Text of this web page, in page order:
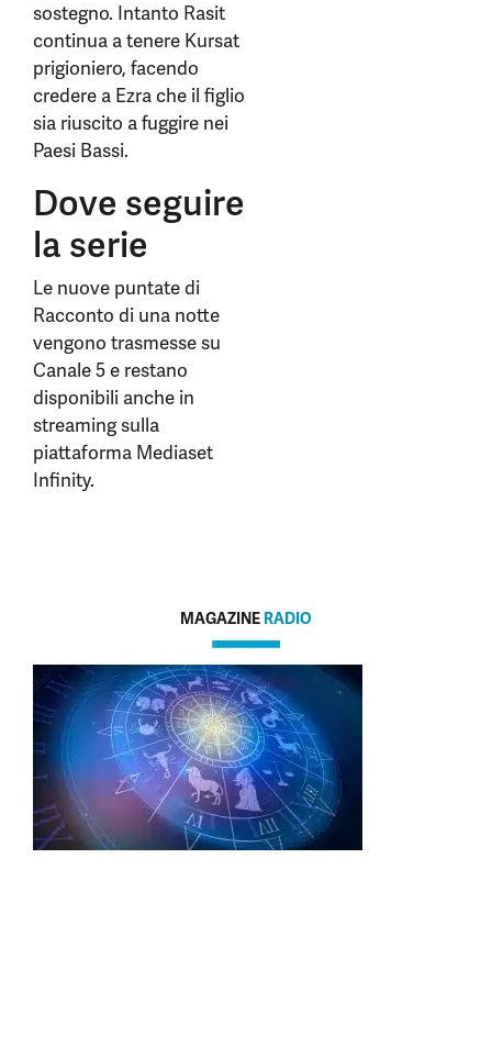
sostegno. Intanto Rasit
continua a tenere Kursat
prigioniero, facendo
credere a Ezra che il figlio
sia riuscito a fuggire nei
Paesi Bassi.
Dove seguire
la serie
Le nuove puntate di
Racconto di una notte
vengono trasmesse su
Canale 5 e restano
disponibili anche in
streaming sulla
piattaforma Mediaset
Infinity.
MAGAZINE RADIO